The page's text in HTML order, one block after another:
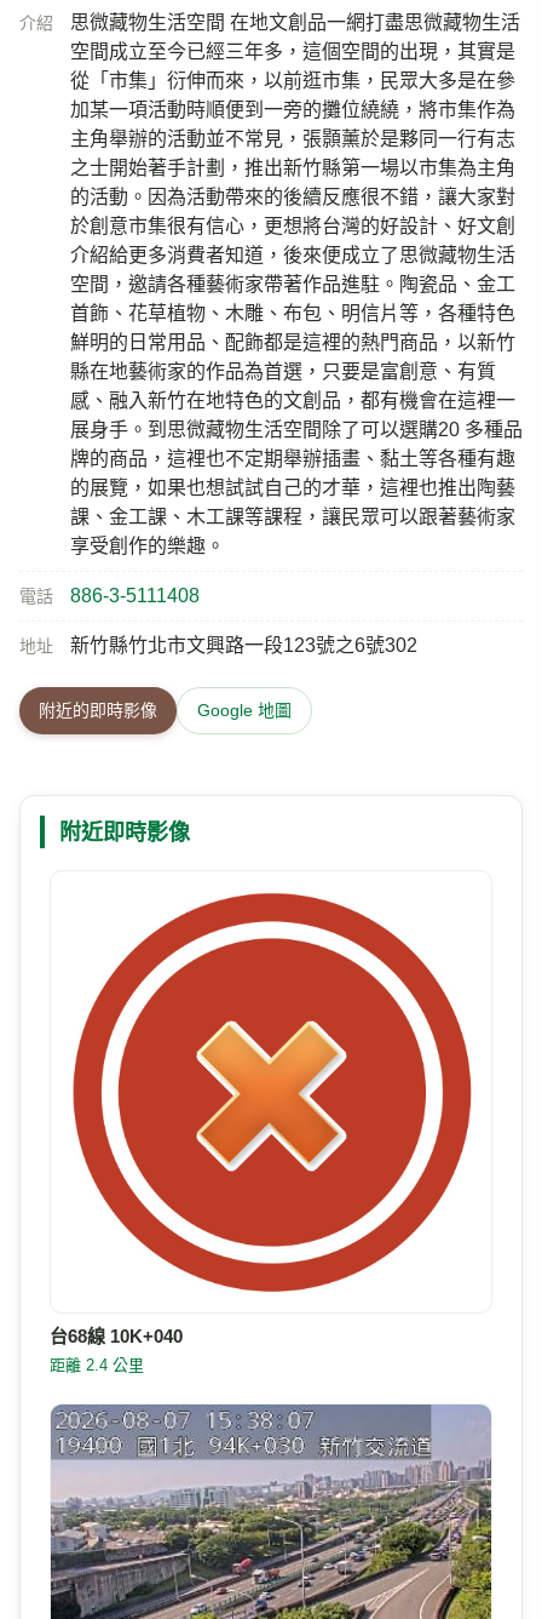
介紹
思微藏物生活空間 在地文創品一網打盡思微藏物生活
空間成立至今已經三年多，這個空間的出現，其實是
從「市集」衍伸而來，以前逛市集，民眾大多是在參
加某一項活動時順便到一旁的攤位繞繞，將市集作為
主角舉辦的活動並不常見，張顥薰於是夥同一行有志
之士開始著手計劃，推出新竹縣第一場以市集為主角
的活動。因為活動帶來的後續反應很不錯，讓大家對
於創意市集很有信心，更想將台灣的好設計、好文創
介紹給更多消費者知道，後來便成立了思微藏物生活
空間，邀請各種藝術家帶著作品進駐。陶瓷品、金工
首飾、花草植物、木雕、布包、明信片等，各種特色
鮮明的日常用品、配飾都是這裡的熱門商品，以新竹
縣在地藝術家的作品為首選，只要是富創意、有質
感、融入新竹在地特色的文創品，都有機會在這裡一
展身手。到思微藏物生活空間除了可以選購20 多種品
牌的商品，這裡也不定期舉辦插畫、黏土等各種有趣
的展覽，如果也想試試自己的才華，這裡也推出陶藝
課、金工課、木工課等課程，讓民眾可以跟著藝術家
享受創作的樂趣。
電話 886-3-5111408
地址 新竹縣竹北市文興路一段123號之6號302
附近的即時影像 Google 地圖
附近即時影像
台68線 10K+040
距離 2.4 公里